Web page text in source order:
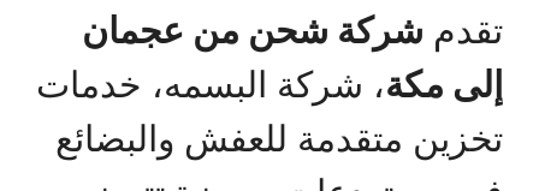
تقدم شركة شحن من عجمان
إلى مكة، شركة البسمه، خدمات
تخزين متقدمة للعفش والبضائع